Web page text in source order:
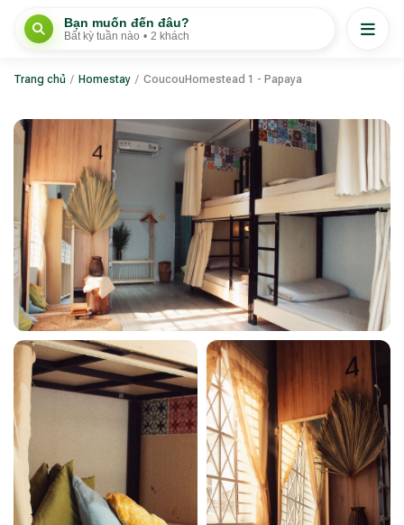
Bạn muốn đến đâu?
Bất kỳ tuần nào • 2 khách
Trang chủ / Homestay / CoucouHomestead 1 - Papaya